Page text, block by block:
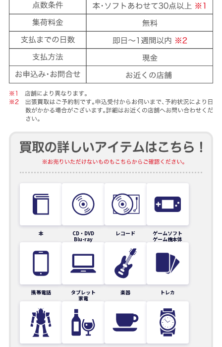
本
CD・DVD
Blu-ray
レコード
ゲームソフト
ゲーム機本体
携帯電話
タブレット
家電
楽器 トレカ